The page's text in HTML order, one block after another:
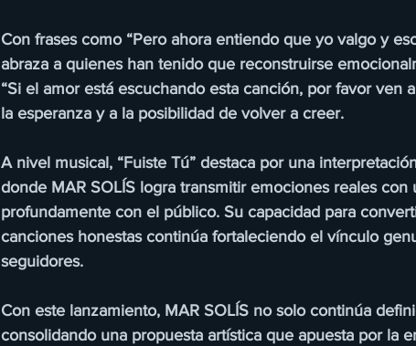
Con frases como “Pero ahora entiendo que yo valgo y
abraza a quienes han tenido que reconstruirse
“Si el amor está escuchando esta canción, por favor ven
la esperanza y a la posibilidad de volver a creer.
A nivel musical, “Fuiste Tú” destaca por una
donde MAR SOLÍS logra transmitir emociones reales
profundamente con el público. Su capacidad para
canciones honestas continúa fortaleciendo el vínculo
seguidores.
Con este lanzamiento, MAR SOLÍS no solo continúa
consolidando una propuesta artística que apuesta por la